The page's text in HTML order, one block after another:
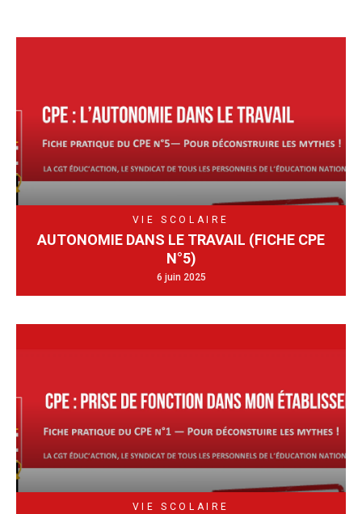
VIE SCOLAIRE
AUTONOMIE DANS LE TRAVAIL (FICHE CPE
N°5)
6 juin 2025
VIE SCOLAIRE